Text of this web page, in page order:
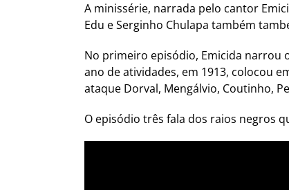
A minissérie, narrada pelo cantor
Edu e Serginho Chulapa também
No primeiro episódio, Emicida narrou
ano de atividades, em 1913, colocou
ataque Dorval, Mengálvio, Coutinho,
O episódio três fala dos raios negros